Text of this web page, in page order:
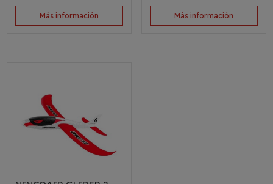
Más información Más información